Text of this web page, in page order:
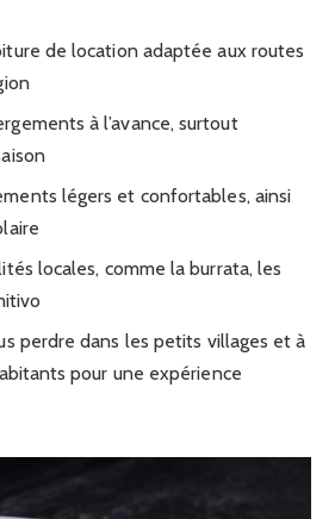
de location adaptée aux routes
à l’avance, surtout
légers et confortables, ainsi
locales, comme la burrata, les
perdre dans les petits villages et à
pour une expérience